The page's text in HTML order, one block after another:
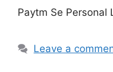
Paytm Se
Leave a